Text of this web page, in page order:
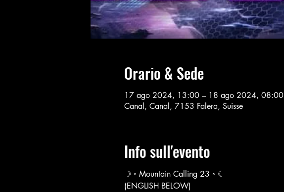
Orario & Sede
17 ago 2024, 13:00 – 18 ago 2024, 08:00
Canal, Canal, 7153 Falera, Suisse
Info sull'evento
☽ ◦ Mountain Calling 23 ◦ ☾
(ENGLISH BELOW)